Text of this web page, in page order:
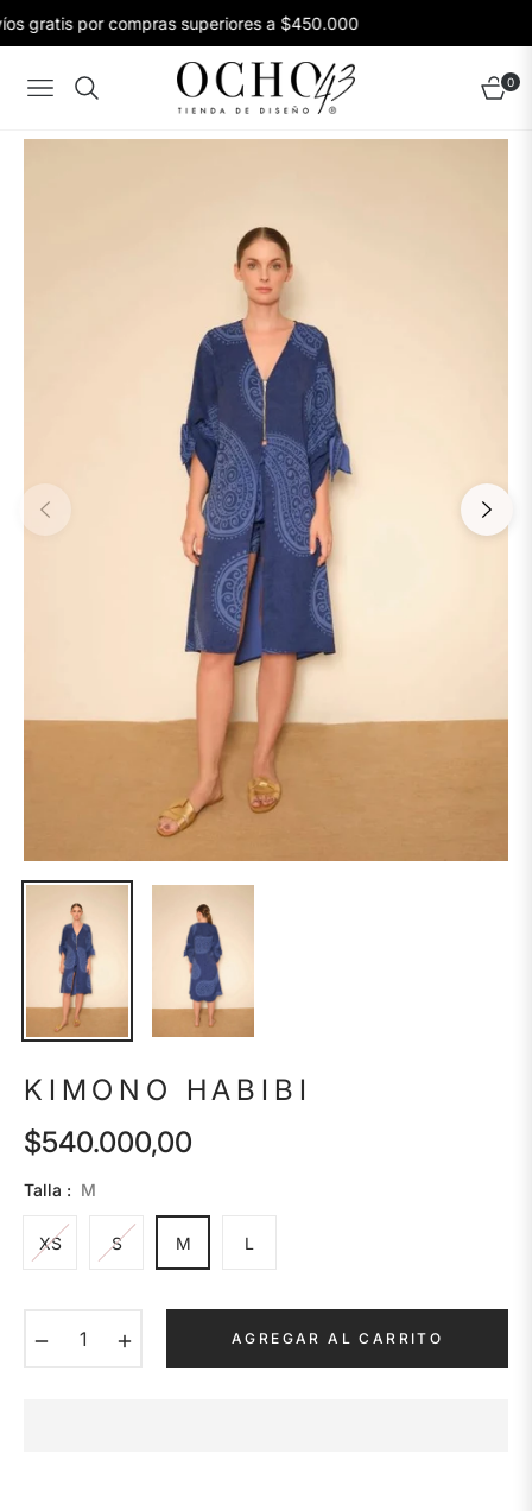
gratis por compras superiores a $450.000
Navigation Carrito
0
KIMONO HABIBI
Precio
habitual
$540.000,00
Talla : M
XS S M L
AGREGAR AL CARRITO